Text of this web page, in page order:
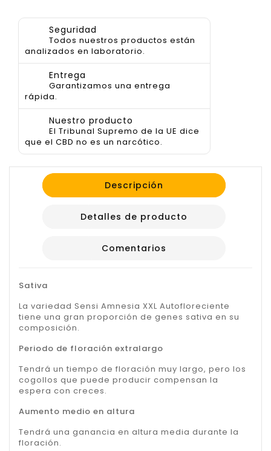
Seguridad
Todos nuestros productos están
analizados en laboratorio.
Entrega
Garantizamos una entrega
rápida.
Nuestro producto
El Tribunal Supremo de la UE dice
que el CBD no es un narcótico.
Descripción
Detalles de producto
Comentarios
Sativa
La variedad Sensi Amnesia XXL Autofloreciente
tiene una gran proporción de genes sativa en su
composición.
Periodo de floración extralargo
Tendrá un tiempo de floración muy largo, pero los
cogollos que puede producir compensan la
espera con creces.
Aumento medio en altura
Tendrá una ganancia en altura media durante la
floración.